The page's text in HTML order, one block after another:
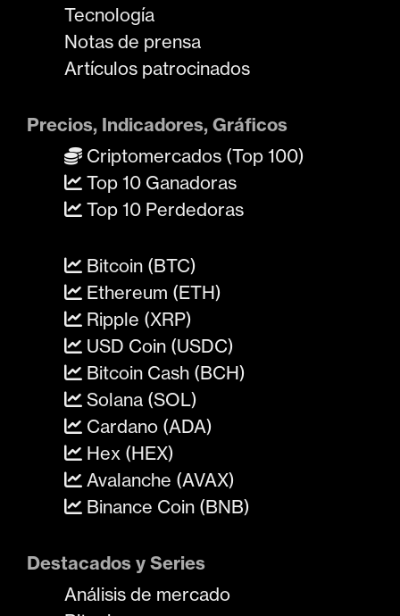
Tecnología
Notas de prensa
Artículos patrocinados
Precios, Indicadores, Gráficos
Criptomercados (Top 100)
Top 10 Ganadoras
Top 10 Perdedoras
Bitcoin (BTC)
Ethereum (ETH)
Ripple (XRP)
USD Coin (USDC)
Bitcoin Cash (BCH)
Solana (SOL)
Cardano (ADA)
Hex (HEX)
Avalanche (AVAX)
Binance Coin (BNB)
Destacados y Series
Análisis de mercado